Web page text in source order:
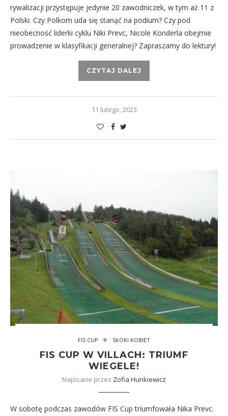
rywalizacji przystępuje jedynie 20 zawodniczek, w tym aż 11 z
Polski. Czy Polkom uda się stanąć na podium? Czy pod
nieobecność liderki cyklu Niki Prevc, Nicole Konderla obejmie
prowadzenie w klasyfikacji generalnej? Zapraszamy do lektury!
CZYTAJ DALEJ
11 lutego, 2023
FIS CUP SKOKI KOBIET
FIS CUP W VILLACH: TRIUMF
WIEGELE!
Napisane przez Zofia Hunkiewicz
W sobotę podczas zawodów FIS Cup triumfowała Nika Prevc.